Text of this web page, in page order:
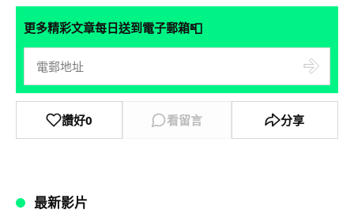
更多精彩文章每日送到電子郵箱📮
讚好0 看留言 分享
最新影片